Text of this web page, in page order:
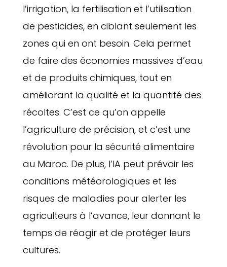
l’irrigation, la fertilisation et l’utilisation
de pesticides, en ciblant seulement les
zones qui en ont besoin. Cela permet
de faire des économies massives d’eau
et de produits chimiques, tout en
améliorant la qualité et la quantité des
récoltes. C’est ce qu’on appelle
l’agriculture de précision, et c’est une
révolution pour la sécurité alimentaire
au Maroc. De plus, l’IA peut prévoir les
conditions météorologiques et les
risques de maladies pour alerter les
agriculteurs à l’avance, leur donnant le
temps de réagir et de protéger leurs
cultures.